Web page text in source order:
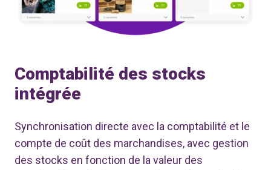
Comptabilité des stocks
intégrée
Synchronisation directe avec la comptabilité et le
compte de coût des marchandises, avec gestion
des stocks en fonction de la valeur des